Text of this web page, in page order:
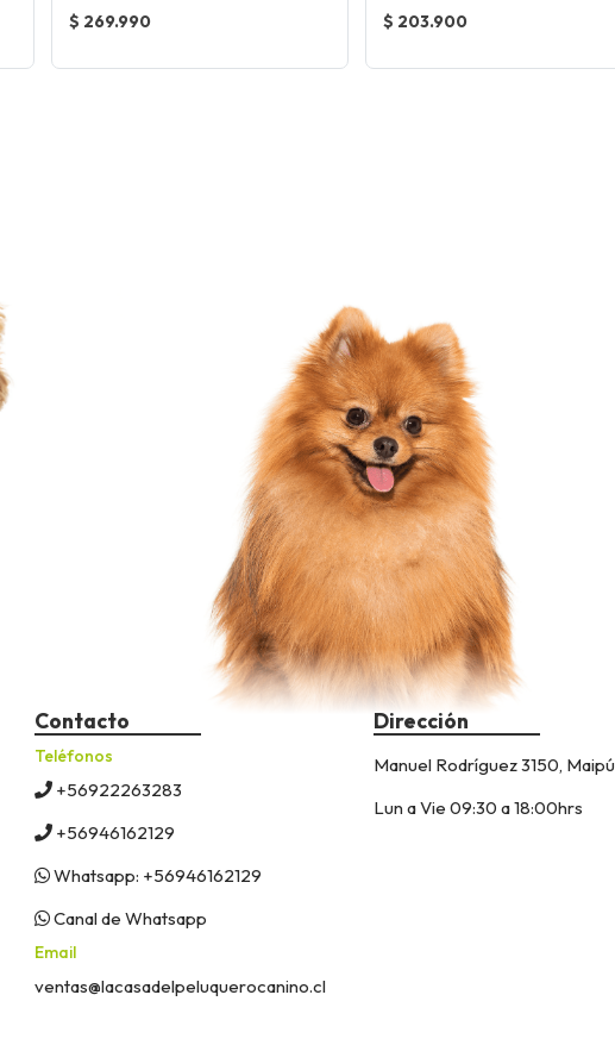
$ 269.990 $ 203.900
Contacto
Teléfonos
+56922263283
+56946162129
Whatsapp: +56946162129
Canal de Whatsapp
Email
ventas@lacasadelpeluquerocanino.cl
Dirección
Manuel Rodríguez 3150, Maipú
Lun a Vie 09:30 a 18:00hrs